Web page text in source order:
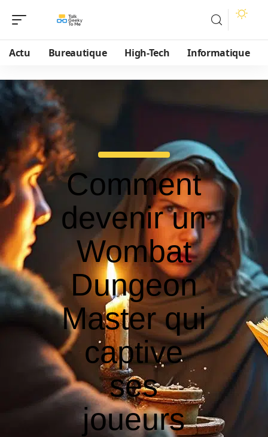
Actu Bureautique High-Tech Informatique
Comment
devenir un
Wombat
Dungeon
Master qui
captive
ses
joueurs